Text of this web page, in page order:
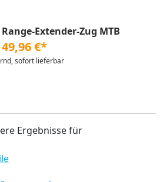
Extender-Zug MTB
49,96 €*
sofort lieferbar
Ergebnisse für